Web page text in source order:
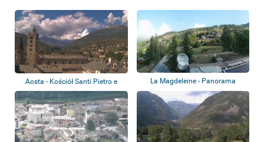
Aosta - Kościół Santi Pietro e
Orso
La Magdeleine - Panorama